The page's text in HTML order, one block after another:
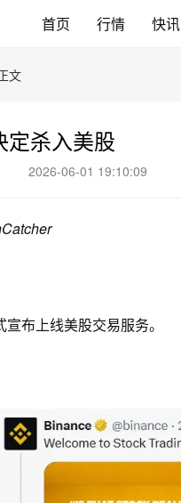
首页 行情 快讯
文
定杀入美股
2026-06-01 19:10:09
宣布上线美股交易服务。